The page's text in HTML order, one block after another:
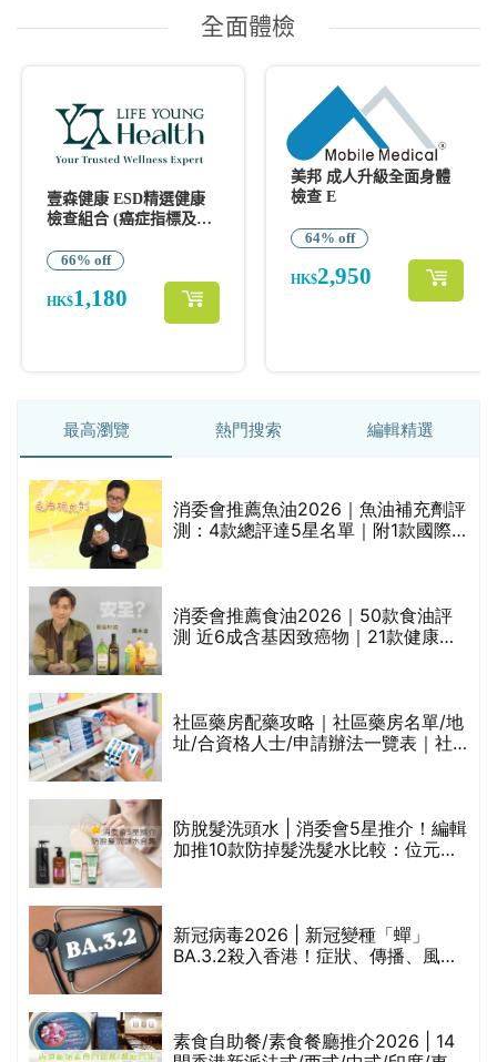
最高瀏覽 熱門搜索 編輯精選
消委會推薦魚油2026｜魚油補充劑評
測：4款總評達5星名單｜附1款國際
消委會推薦食油2026｜50款食油評
測 近6成含基因致癌物｜21款健康煮
社區藥房配藥攻略｜社區藥房名單/地
址/合資格人士/申請辦法一覽表｜社
防脫髮洗頭水 | 消委會5星推介！編輯
加推10款防掉髮洗髮水比較：位元
新冠病毒2026 | 新冠變種「蟬」
BA.3.2殺入香港！症狀、傳播、風險
素食自助餐/素食餐廳推介2026 | 14